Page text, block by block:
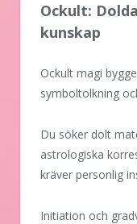
Ockult:
kunskap
Ockult magi
symboltolkning
Du söker dolt
astrologiska
kräver personlig
Initiation och